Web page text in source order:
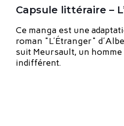
Capsule littéraire –
Ce manga est une
roman "L'Étranger"
suit Meursault, un homme
indifférent.